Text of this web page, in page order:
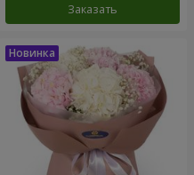
Заказать